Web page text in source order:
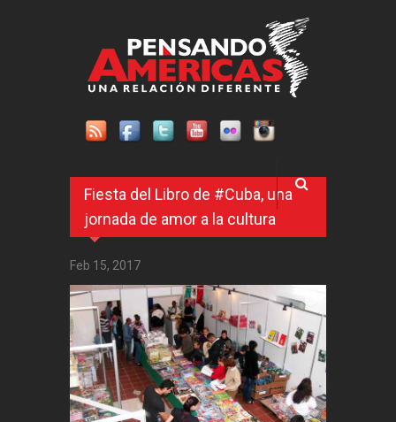
Fiesta del Libro de #Cuba, una
jornada de amor a la cultura
Feb 15, 2017